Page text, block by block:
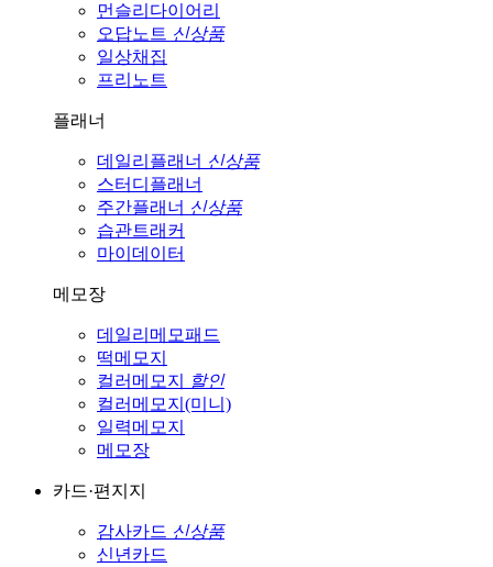
먼슬리다이어리
오답노트 신상품
일상채집
프리노트
플래너
데일리플래너 신상품
스터디플래너
주간플래너 신상품
습관트래커
마이데이터
메모장
데일리메모패드
떡메모지
컬러메모지
할인
컬러메모지(미니)
일력메모지
메모장
카드·편지지
감사카드 신상품
신년카드